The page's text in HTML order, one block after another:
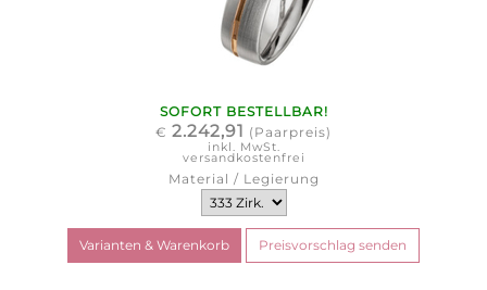
SOFORT BESTELLBAR!
€ 2.242,91 (Paarpreis)
inkl. MwSt.
versandkostenfrei
Material / Legierung